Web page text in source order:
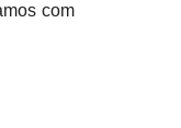
com